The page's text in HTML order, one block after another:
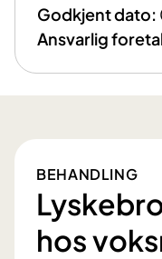
Godkjent dato:
Ansvarlig
BEHANDLING
hos